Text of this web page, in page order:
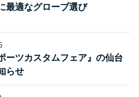
最適なグローブ選び
ーツカスタムフェア』の仙台
らせ